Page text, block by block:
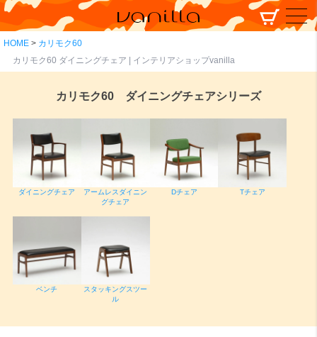
HOME
カリモク60
カリモク60 ダイニングチェア | インテリアショップvanilla
カリモク60 ダイニングチェアシリーズ
ダイニングチェア
アームレスダイニン
グチェア
Dチェア Tチェア
ベンチ
スタッキングスツー
ル